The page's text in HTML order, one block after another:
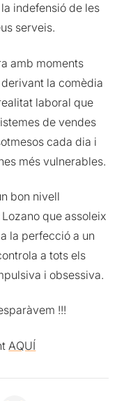
indefensió de les
serveis.
amb moments
la comèdia
laboral que
de vendes
cada dia i
més vulnerables.
bon nivell
que assoleix
la perfecció a un
a tots els
i obsessiva.
!!!
AQUÍ